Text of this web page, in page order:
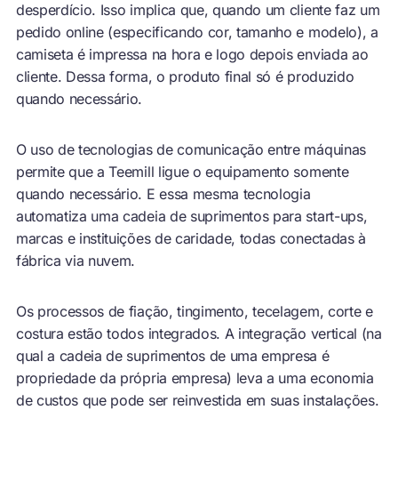
desperdício. Isso implica que, quando um cliente faz um
pedido online (especificando cor, tamanho e modelo), a
camiseta é impressa na hora e logo depois enviada ao
cliente. Dessa forma, o produto final só é produzido
quando necessário.
O uso de tecnologias de comunicação entre máquinas
permite que a Teemill ligue o equipamento somente
quando necessário. E essa mesma tecnologia
automatiza uma cadeia de suprimentos para start-ups,
marcas e instituições de caridade, todas conectadas à
fábrica via nuvem.
Os processos de fiação, tingimento, tecelagem, corte e
costura estão todos integrados. A integração vertical (na
qual a cadeia de suprimentos de uma empresa é
propriedade da própria empresa) leva a uma economia
de custos que pode ser reinvestida em suas instalações.